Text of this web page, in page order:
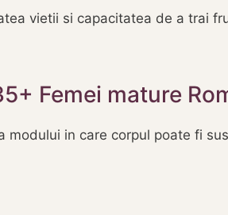
vietii si capacitatea de a trai
Femei mature
in care corpul poate fi